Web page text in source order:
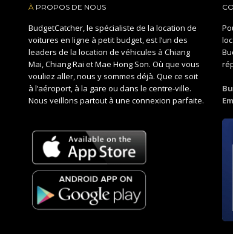
À PROPOS DE NOUS
BudgetCatcher, le spécialiste de la location de
voitures en ligne à petit budget, est l’un des
leaders de la location de véhicules à Chiang
Mai, Chiang Rai et Mae Hong Son. Où que vous
vouliez aller, nous y sommes déjà. Que ce soit
à l’aéroport, à la gare ou dans le centre-ville.
Nous veillons partout à une connexion parfaite.